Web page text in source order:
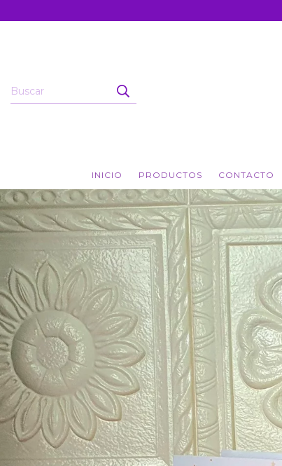
INICIO PRODUCTOS CONTACTO